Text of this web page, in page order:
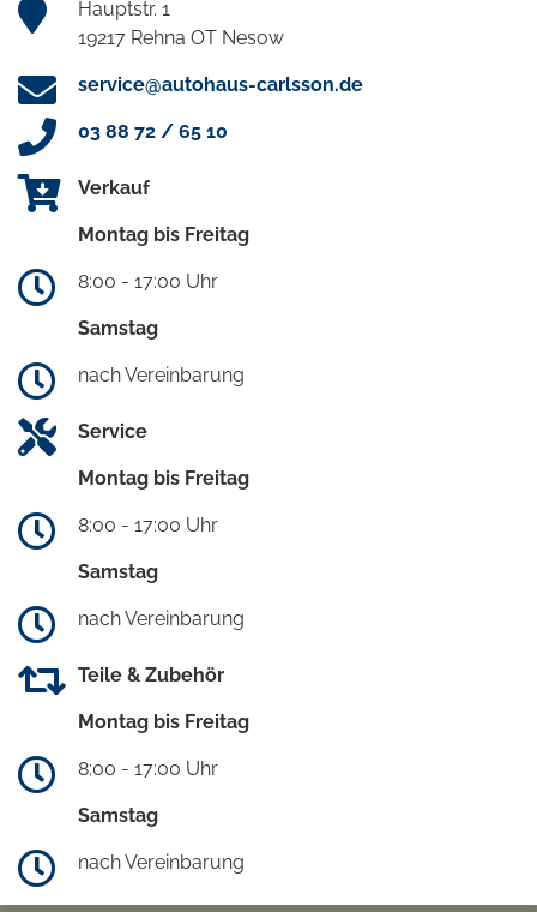
Hauptstr. 1
19217 Rehna OT Nesow
service@autohaus-carlsson.de
03 88 72 / 65 10
Verkauf
Montag bis Freitag
8:00 - 17:00 Uhr
Samstag
nach Vereinbarung
Service
Montag bis Freitag
8:00 - 17:00 Uhr
Samstag
nach Vereinbarung
Teile & Zubehör
Montag bis Freitag
8:00 - 17:00 Uhr
Samstag
nach Vereinbarung